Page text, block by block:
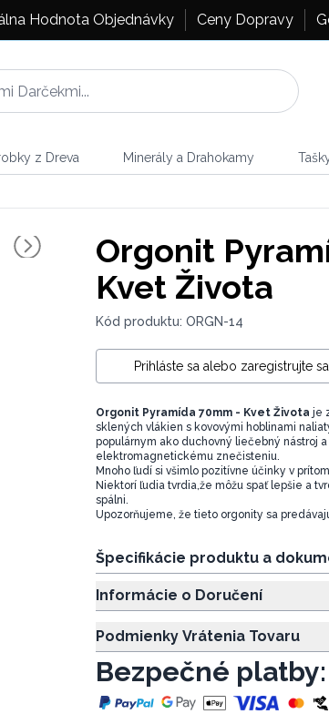
Hodnota Objednávky Ceny Dopravy
z Dreva Minerály a Drahokamy
Orgonit
Kvet Života
Kód produktu: ORGN-14
Prihláste sa alebo zaregistrujte
Orgonit Pyramída 70mm - Kvet Života je
sklených vlákien s kovovými hoblinami
populárnym ako duchovný liečebný nástroj
elektromagnetickému znečisteniu.
Mnoho ľudí si všimlo pozitívne účinky v
Niektorí ľudia tvrdia,že môžu spať lepšie a
spálni.
Upozorňujeme, že tieto orgonity sa
Špecifikácie produktu a
Informácie o Doručení
Podmienky Vrátenia Tovaru
Bezpečné platby: